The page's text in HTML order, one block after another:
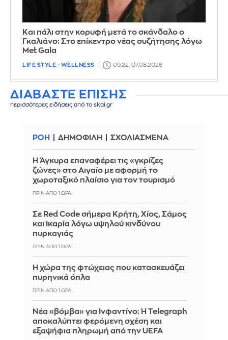
Και πάλι στην κορυφή μετά το σκάνδαλο ο
Γκαλιάνο: Στο επίκεντρο νέας συζήτησης λόγω
Met Gala
LIFE STYLE - WELLNESS 09:22, 07.08.2026
ΔΙΑΒΑΣΤΕ ΕΠΙΣΗΣ
περισσότερες ειδήσεις από το skai.gr
ΡΟΗ ΔΗΜΟΦΙΛΗ ΣΧΟΛΙΑΣΜΕΝΑ
Η Άγκυρα επαναφέρει τις «γκρίζες
ζώνες» στο Αιγαίο με αφορμή το
χωροταξικό πλαίσιο για τον τουρισμό
ΠΡΙΝ ΑΠΌ 1 ΏΡΑ
Σε Red Code σήμερα Κρήτη, Χίος, Σάμος
και Ικαρία λόγω υψηλού κινδύνου
πυρκαγιάς
ΠΡΙΝ ΑΠΌ 1 ΏΡΑ
Η χώρα της φτώχειας που κατασκευάζει
πυρηνικά όπλα
ΠΡΙΝ ΑΠΌ 1 ΏΡΑ
Νέα «βόμβα» για Ινφαντίνο: Η Telegraph
αποκαλύπτει φερόμενη σχέση και
εξαψήφια πληρωμή από την UEFA